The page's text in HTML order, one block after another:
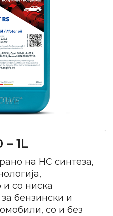
– 1L
на HC синтеза,
со ниска
бензински и
со и без